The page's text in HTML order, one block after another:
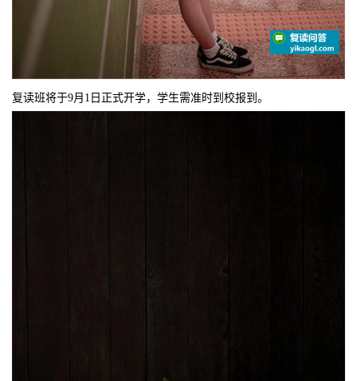
复读班将于9月1日正式开学，学生需准时到校报到。